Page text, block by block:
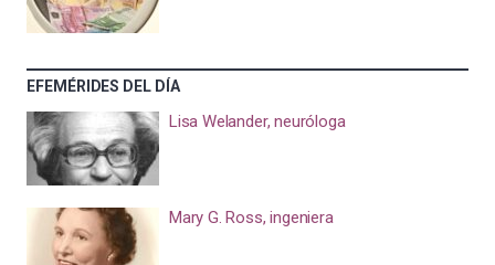
EFEMÉRIDES DEL DÍA
Lisa Welander, neuróloga
Mary G. Ross, ingeniera